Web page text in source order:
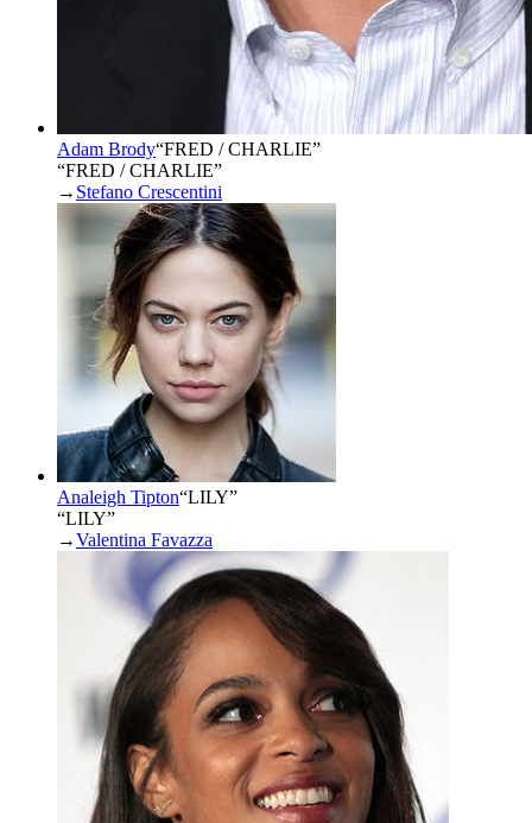
Adam Brody“FRED / CHARLIE”
“FRED / CHARLIE”
→ Stefano Crescentini
Analeigh Tipton“LILY”
“LILY”
→Valentina Favazza